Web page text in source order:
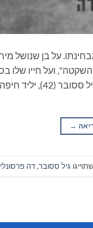
על בן שנושל
ועל חייו שלו
→
גיל ססובר,דה